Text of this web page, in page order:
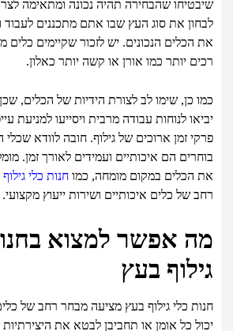
שיבטיחו שהבחירה תהיה נכונה ומתאימה
לבחון את סוג העץ שבו אתם מתכננים
את הכלים הנכונים. יש לזכור שקיימים כלים
רכים יותר כמו אורן או קשה יותר כאלון.
כמו כן, שימו לב לצורת הידיות של הכלים, שכן
יביאו לנוחות עבודה מרבית ויסייעו למניעת
פרקי זמן ארוכים של גילוף. חובה לוודא
בוחרים הם איכותיים ועמידים לאורך זמן.
את הכלים במקום מומחה, כמו חנות כלי
רחב של כלים איכותיים ושירות ייעוץ מקצועי.
מה אפשר למצוא
גילוף בעץ
חנות כלי גילוף בעץ מציעה מבחר רחב של
יכול כל אומן או תחביבן לבטא את